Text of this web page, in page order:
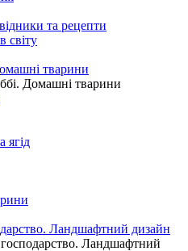
та рецепти
світу
тварини
Домашні тварини
ягід
Ландшафтний дизайн
Ландшафтний